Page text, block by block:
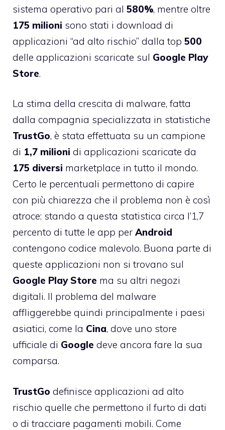
sistema operativo pari al 580%, mentre oltre
175 milioni sono stati i download di
applicazioni “ad alto rischio” dalla top 500
delle applicazioni scaricate sul Google Play
Store.
La stima della crescita di malware, fatta
dalla compagnia specializzata in statistiche
TrustGo, è stata effettuata su un campione
di 1,7 milioni di applicazioni scaricate da
175 diversi marketplace in tutto il mondo.
Certo le percentuali permettono di capire
con più chiarezza che il problema non è così
atroce: stando a questa statistica circa l’1,7
percento di tutte le app per Android
contengono codice malevolo. Buona parte di
queste applicazioni non si trovano sul
Google Play Store ma su altri negozi
digitali. Il problema del malware
affliggerebbe quindi principalmente i paesi
asiatici, come la Cina, dove uno store
ufficiale di Google deve ancora fare la sua
comparsa.
TrustGo definisce applicazioni ad alto
rischio quelle che permettono il furto di dati
o di tracciare pagamenti mobili. Come